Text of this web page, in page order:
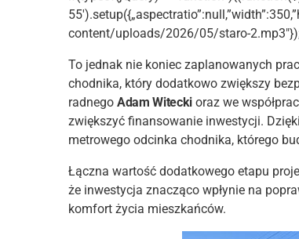
content/uploads/2026/05/staro-
To jednak nie koniec zaplanowanych
chodnika, który dodatkowo zwiększy
radnego Adam Witecki oraz we
zwiększyć finansowanie inwestycji.
metrowego odcinka chodnika, którego
Łączna wartość dodatkowego etapu
że inwestycja znacząco wpłynie na
komfort życia mieszkańców.